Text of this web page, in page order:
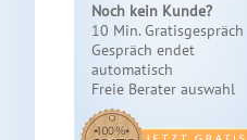
Noch kein Kunde?
10 Min. Gratisgespräch
Gespräch endet
automatisch
Freie Berater auswahl